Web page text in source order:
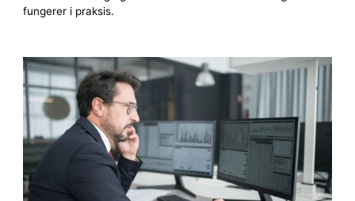
fungerer i praksis.